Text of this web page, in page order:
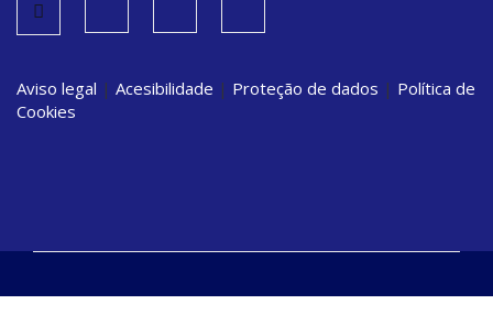
Aviso legal | Acesibilidade | Proteção de dados | Política de
Cookies